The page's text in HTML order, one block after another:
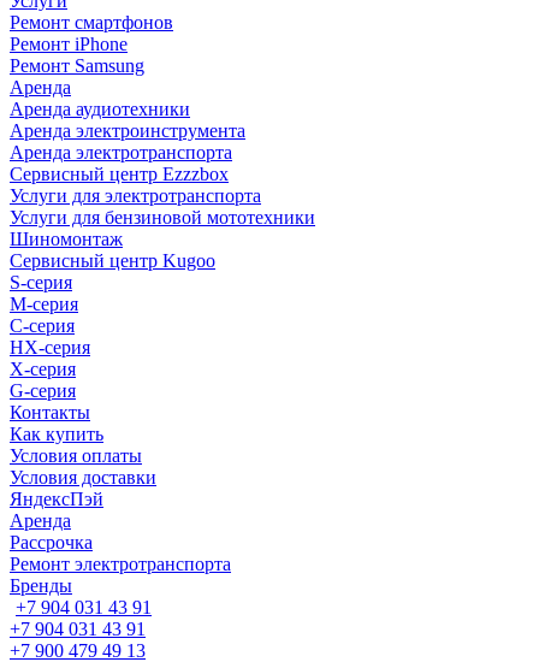
Ремонт смартфонов
Ремонт iPhone
Ремонт Samsung
Аренда
Аренда аудиотехники
Аренда электроинструмента
Аренда электротранспорта
Сервисный центр Ezzzbox
Услуги для электротранспорта
Услуги для бензиновой мототехники
Шиномонтаж
Сервисный центр Kugoo
S-cерия
M-серия
С-серия
HX-серия
X-серия
G-серия
Контакты
Как купить
Условия оплаты
Условия доставки
ЯндексПэй
Аренда
Рассрочка
Ремонт электротранспорта
Бренды
+7 904 031 43 91
+7 904 031 43 91
+7 900 479 49 13